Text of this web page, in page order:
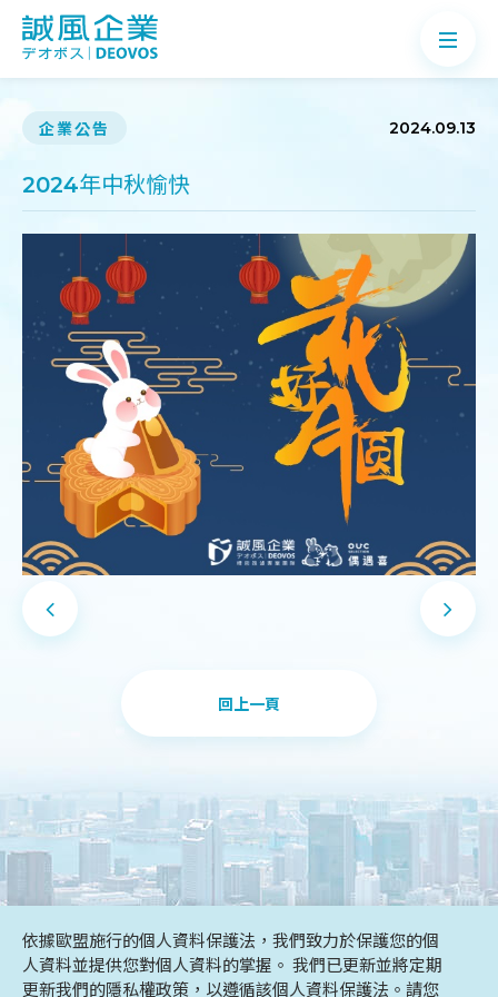
企業公告 2024.09.13
2024年中秋愉快
回上一頁
關於誠風
產品介紹
案例分享
最新消息
知識Q&A
DESIGN IBEST
依據歐盟施行的個人資料保護法，我們致力於保護您的個
人資料並提供您對個人資料的掌握。 我們已更新並將定期
更新我們的隱私權政策，以遵循該個人資料保護法。請您